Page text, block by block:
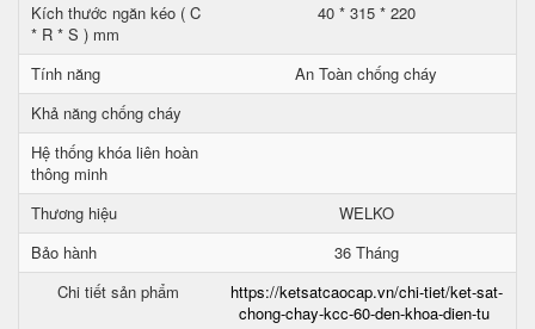
Kích thước ngăn kéo ( C
* R * S ) mm
40 * 315 * 220
Tính năng
An Toàn chống cháy
Khả năng chống cháy
Hệ thống khóa liên hoàn
thông minh
Thương hiệu
WELKO
Bảo hành
36 Tháng
Chi tiết sản phẩm
https://ketsatcaocap.vn/chi-tiet/ket-sat-
chong-chay-kcc-60-den-khoa-dien-tu